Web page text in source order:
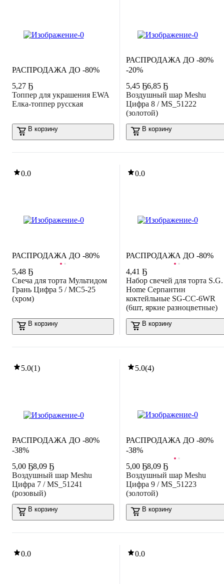
РАСПРОДАЖА ДО -80%
5,27 Ҕ
Топпер для украшения EWA
Елка-топпер русская
В корзину
-20%
РАСПРОДАЖА ДО -80%
5,45 Ҕ6,85 Ҕ
Воздушный шар Meshu
Цифра 8 / MS_51222
(золотой)
В корзину
0.0
РАСПРОДАЖА ДО -80%
5,48 Ҕ
Свеча для торта Мультидом
Грань Цифра 5 / МС5-25
(хром)
В корзину
0.0
РАСПРОДАЖА ДО -80%
4,41 Ҕ
Набор свечей для торта S.G.
Home Серпантин
коктейльные SG-CC-6WR
(6шт, яркие разноцветные)
В корзину
5.0(1)
-38%
РАСПРОДАЖА ДО -80%
5,00 Ҕ8,09 Ҕ
Воздушный шар Meshu
Цифра 7 / MS_51241
(розовый)
В корзину
5.0(4)
-38%
РАСПРОДАЖА ДО -80%
5,00 Ҕ8,09 Ҕ
Воздушный шар Meshu
Цифра 9 / MS_51223
(золотой)
В корзину
0.0 0.0